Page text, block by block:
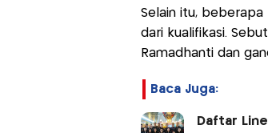
Selain itu,
dari kualifikasi.
Ramadhanti dan
Baca Juga:
Daftar